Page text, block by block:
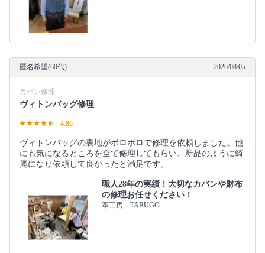
匿名希望(60代) 2026/08/05
カバン修理
ヴィトンバッグ修理
4.80
ヴィトンバッグの裏地がボロボロで修理を依頼しました。他
にも気になるところを全て修理してもらい、新品のように綺
麗になり依頼して良かったと満足です。
職人28年の実績！大切なカバンや財布
の修理お任せください！
革工房 TARUGO